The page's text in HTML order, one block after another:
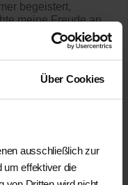
Über Cookies
ausschließlich zur
um effektiver die
begeistert,
meine Freude an
dabei
Schreiben und
Motivation und
helfe ich